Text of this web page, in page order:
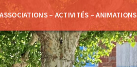
ASSOCIATIONS – ACTIVITÉS – ANIMATIONS